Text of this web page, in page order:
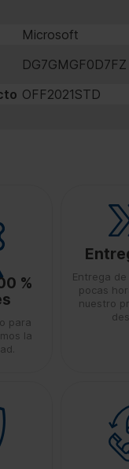
Microsoft
DG7GMGF0D7FZ
OFF2021STD
%
para
la
Entrega
pocas
nuestro